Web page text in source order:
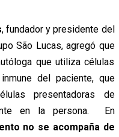
, fundador y presidente del
São Lucas, agregó que
que utiliza células
del paciente, que
presentadoras de
en la persona. En
no se acompaña de